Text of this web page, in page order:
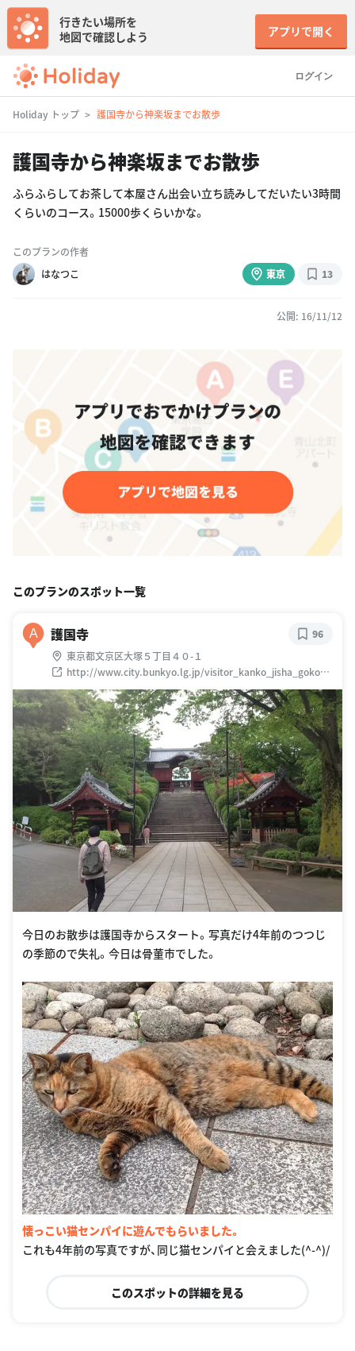
ログイン
行きたい場所を
地図で確認しよう
アプリで開く
Holiday トップ 護国寺から神楽坂までお散歩
護国寺から神楽坂までお散歩
ふらふらしてお茶して本屋さん出会い立ち読みしてだいたい3時間
くらいのコース。15000歩くらいかな。
このプランの作者
はなつこ
東京 13
公開: 16/11/12
このプランのスポット一覧
A 護国寺
東京都文京区大塚５丁目４０-１
http://www.city.bunkyo.lg.jp/visitor_kanko_jisha_gokoku
ji.html
96
今日のお散歩は護国寺からスタート。写真だけ4年前のつつじ
の季節ので失礼。今日は骨董市でした。
懐っこい猫センパイに遊んでもらいました。
これも4年前の写真ですが、同じ猫センパイと会えました(^-^)/
このスポットの詳細を見る